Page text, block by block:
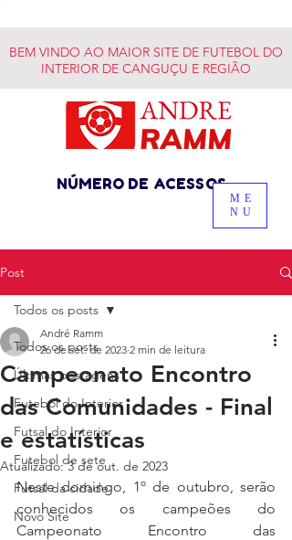
BEM VINDO AO MAIOR SITE DE FUTEBOL DO
INTERIOR DE CANGUÇU E REGIÃO
NÚMERO DE ACESSOS
ME
NU
Post
Todos os posts
Últimas postagens
Futebol do Interior
Futsal do Interior
Futebol de sete
Futsal da cidade
Novo Site
Todos os posts
Campeonato Encontro
das Comunidades - Final
e estatísticas
André Ramm
26 de set. de 2023 2 min de leitura
Atualizado:3 de out. de 2023
Neste domingo, 1º de outubro, serão
conhecidos os campeões do
Campeonato Encontro das